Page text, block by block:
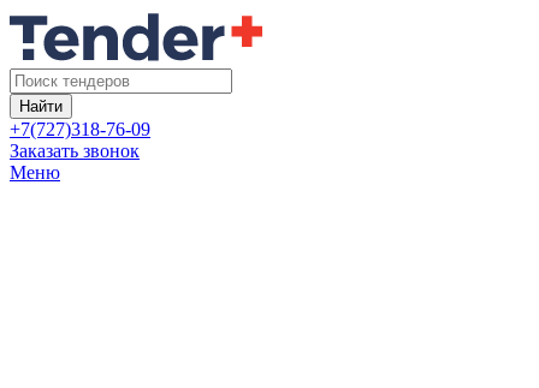
Найти
+7(727)318-76-09
Заказать звонок
Меню